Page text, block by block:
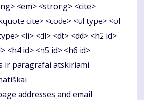
<em> <strong> <cite>
cite> <code> <ul type> <ol
<li> <dl> <dt> <dd> <h2 id>
<h4 id> <h5 id> <h6 id>
ir paragrafai atskiriami
addresses and email